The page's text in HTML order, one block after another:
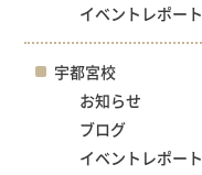
イベントレポート
宇都宮校
お知らせ
ブログ
イベントレポート